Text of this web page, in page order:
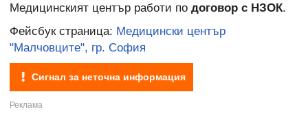
Медицинският център работи по договор с НЗОК.
Фейсбук страница: Медицински център
"Малчовците", гр. София
Сигнал за неточна информация